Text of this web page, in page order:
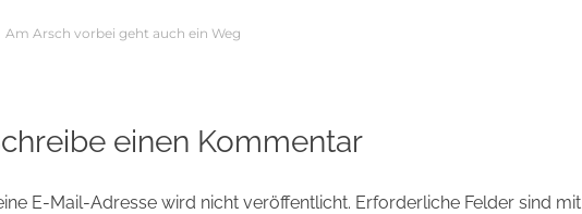
Am Arsch vorbei geht auch ein Weg
einen Kommentar
E-Mail-Adresse wird nicht veröffentlicht. Erforderliche Felder sind mit